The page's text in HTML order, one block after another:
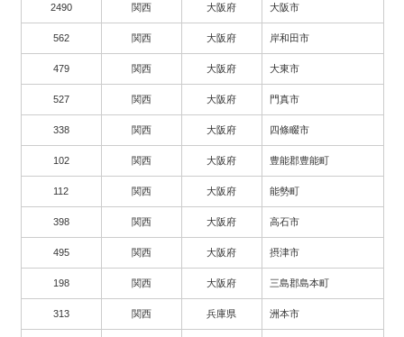
2490 関西 大阪府 大阪市
562 関西 大阪府 岸和田市
479 関西 大阪府 大東市
527 関西 大阪府 門真市
338 関西 大阪府 四條畷市
102 関西 大阪府 豊能郡豊能町
112 関西 大阪府 能勢町
398 関西 大阪府 高石市
495 関西 大阪府 摂津市
198 関西 大阪府 三島郡島本町
313 関西 兵庫県 洲本市